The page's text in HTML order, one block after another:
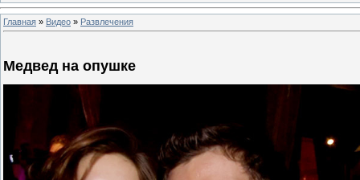
Главная » Видео » Развлечения
Медвед на опушке